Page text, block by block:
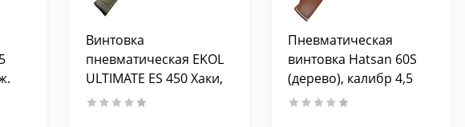
Винтовка
пневматическая EKOL
ULTIMATE ES 450 Хаки,
калибр 4,5 мм. 3 Дж
Пневматическая
винтовка Hatsan 60S
(дерево), калибр 4,5
мм, 3 Дж.